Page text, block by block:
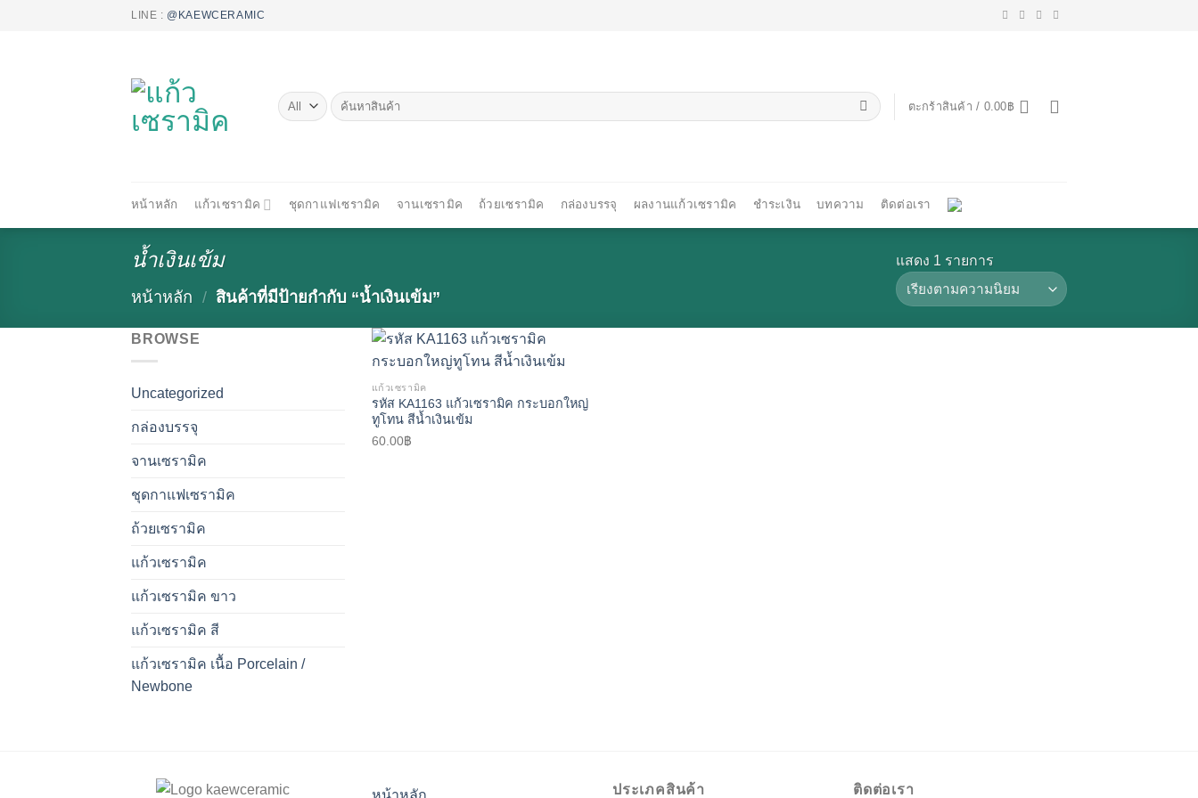
LINE : @KAEWCERAMIC
ค้นหา:
ตะกร้าสินค้า / 0.00฿
หน้าหลัก แก้วเซรามิค ชุดกาแฟเซรามิค จานเซรามิค ถ้วยเซรามิค กล่องบรรจุ ผลงานแก้วเซรามิค ชำระเงิน บทความ ติดต่อเรา
น้ำเงินเข้ม
หน้าหลัก / สินค้าที่มีป้ายกำกับ “น้ำเงินเข้ม”
แสดง 1 รายการ
BROWSE
Uncategorized
กล่องบรรจุ
จานเซรามิค
ชุดกาแฟเซรามิค
ถ้วยเซรามิค
แก้วเซรามิค
แก้วเซรามิค ขาว
แก้วเซรามิค สี
แก้วเซรามิค เนื้อ Porcelain /
Newbone
+
แก้วเซรามิค
รหัส KA1163 แก้วเซรามิค กระบอกใหญ่
ทูโทน สีน้ำเงินเข้ม
60.00฿
หน้าหลัก ประเภคสินค้า ติดต่อเรา